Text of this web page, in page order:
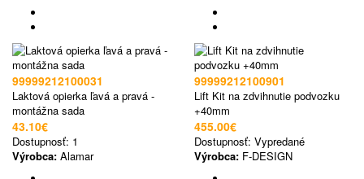
99999212100031
Laktová opierka ľavá a pravá -
montážna sada
43.10€
Dostupnosť: 1
Výrobca: Alamar
99999212100901
Lift Kit na zdvihnutie podvozku
+40mm
455.00€
Dostupnosť: Vypredané
Výrobca: F-DESIGN